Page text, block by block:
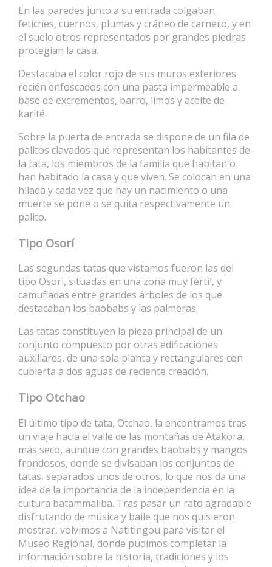
En las paredes junto a su entrada colgaban
fetiches, cuernos, plumas y cráneo de carnero, y en
el suelo otros representados por grandes piedras
protegían la casa.
Destacaba el color rojo de sus muros exteriores
recién enfoscados con una pasta impermeable a
base de excrementos, barro, limos y aceite de
karité.
Sobre la puerta de entrada se dispone de un fila de
palitos clavados que representan los habitantes de
la tata, los miembros de la familia que habitan o
han habitado la casa y que viven. Se colocan en una
hilada y cada vez que hay un nacimiento o una
muerte se pone o se quita respectivamente un
palito.
Tipo Osorí
Las segundas tatas que vistamos fueron las del
tipo Osori, situadas en una zona muy fértil, y
camufladas entre grandes árboles de los que
destacaban los baobabs y las palmeras.
Las tatas constituyen la pieza principal de un
conjunto compuesto por otras edificaciones
auxiliares, de una sola planta y rectangulares con
cubierta a dos aguas de reciente creación.
Tipo Otchao
El último tipo de tata, Otchao, la encontramos tras
un viaje hacia el valle de las montañas de Atakora,
más seco, aunque con grandes baobabs y mangos
frondosos, donde se divisaban los conjuntos de
tatas, separados unos de otros, lo que nos da una
idea de la importancia de la independencia en la
cultura batammaliba. Tras pasar un rato agradable
disfrutando de música y baile que nos quisieron
mostrar, volvimos a Natitingou para visitar el
Museo Regional, donde pudimos completar la
información sobre la historia, tradiciones y los